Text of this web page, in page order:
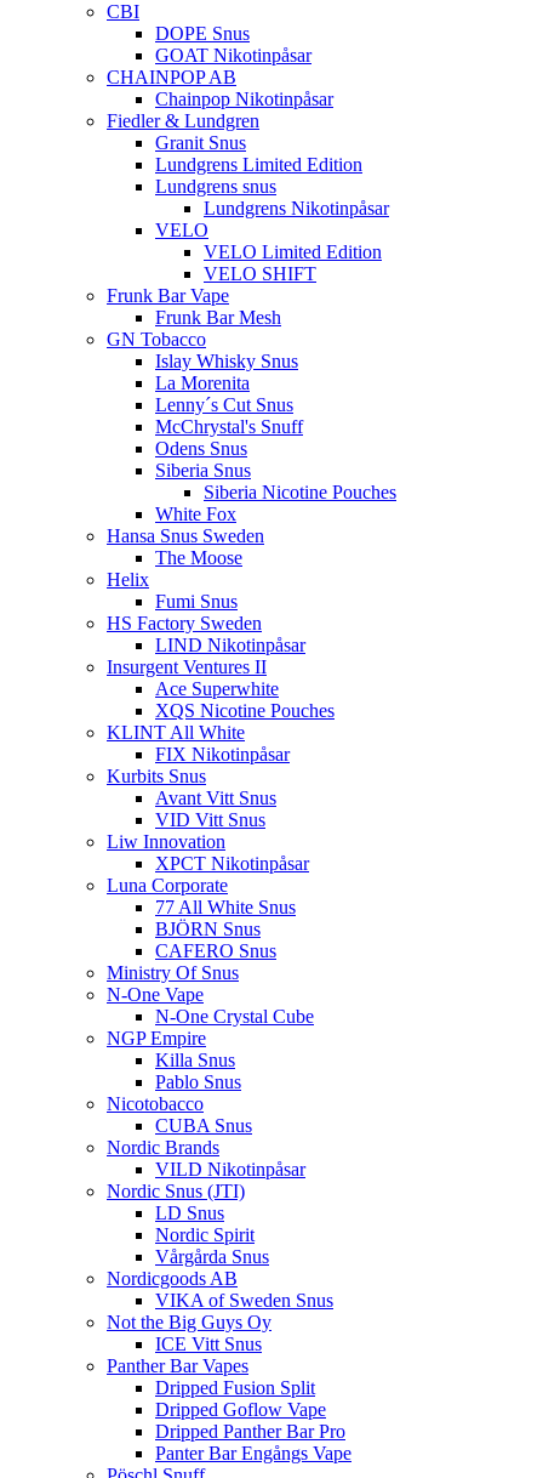
CBI
DOPE Snus
GOAT Nikotinpåsar
CHAINPOP AB
Chainpop Nikotinpåsar
Fiedler & Lundgren
Granit Snus
Lundgrens Limited Edition
Lundgrens snus
Lundgrens Nikotinpåsar
VELO
VELO Limited Edition
VELO SHIFT
Frunk Bar Vape
Frunk Bar Mesh
GN Tobacco
Islay Whisky Snus
La Morenita
Lenny´s Cut Snus
McChrystal's Snuff
Odens Snus
Siberia Snus
Siberia Nicotine Pouches
White Fox
Hansa Snus Sweden
The Moose
Helix
Fumi Snus
HS Factory Sweden
LIND Nikotinpåsar
Insurgent Ventures II
Ace Superwhite
XQS Nicotine Pouches
KLINT All White
FIX Nikotinpåsar
Kurbits Snus
Avant Vitt Snus
VID Vitt Snus
Liw Innovation
XPCT Nikotinpåsar
Luna Corporate
77 All White Snus
BJÖRN Snus
CAFERO Snus
Ministry Of Snus
N-One Vape
N-One Crystal Cube
NGP Empire
Killa Snus
Pablo Snus
Nicotobacco
CUBA Snus
Nordic Brands
VILD Nikotinpåsar
Nordic Snus (JTI)
LD Snus
Nordic Spirit
Vårgårda Snus
Nordicgoods AB
VIKA of Sweden Snus
Not the Big Guys Oy
ICE Vitt Snus
Panther Bar Vapes
Dripped Fusion Split
Dripped Goflow Vape
Dripped Panther Bar Pro
Panter Bar Engångs Vape